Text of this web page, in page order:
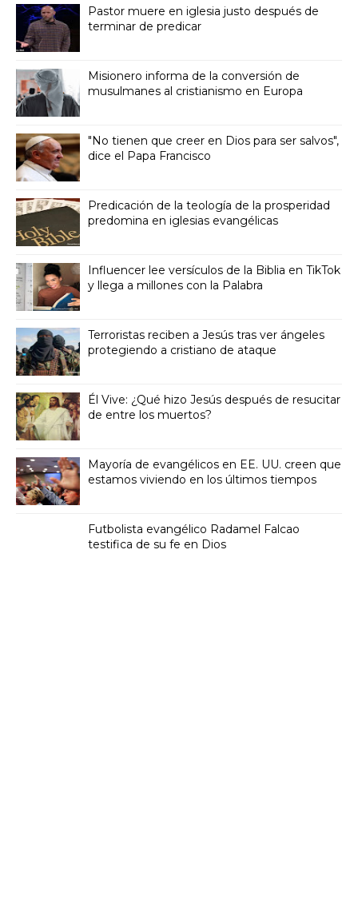
Pastor muere en iglesia justo después de
terminar de predicar
Misionero informa de la conversión de
musulmanes al cristianismo en Europa
"No tienen que creer en Dios para ser salvos",
dice el Papa Francisco
Predicación de la teología de la prosperidad
predomina en iglesias evangélicas
Influencer lee versículos de la Biblia en TikTok
y llega a millones con la Palabra
Terroristas reciben a Jesús tras ver ángeles
protegiendo a cristiano de ataque
Él Vive: ¿Qué hizo Jesús después de resucitar
de entre los muertos?
Mayoría de evangélicos en EE. UU. creen que
estamos viviendo en los últimos tiempos
Futbolista evangélico Radamel Falcao
testifica de su fe en Dios